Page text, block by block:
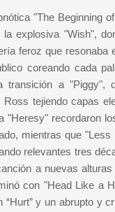
"The Beginning
explosiva "Wish",
feroz que resonaba
coreando cada
transición a "Piggy",
tejiendo capas
"Heresy" recordaron
mientras que "Less
relevantes tres
a nuevas
con "Head Like a
y un abrupto y